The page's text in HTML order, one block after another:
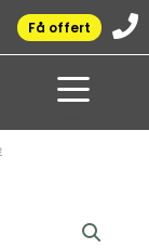
Få offert